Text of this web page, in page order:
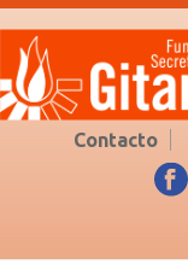
Contacto